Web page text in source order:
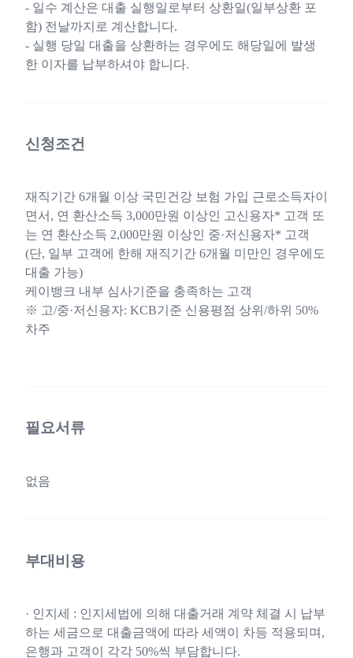
- 일수 계산은 대출 실행일로부터 상환일(일부상환 포
함) 전날까지로 계산합니다.
- 실행 당일 대출을 상환하는 경우에도 해당일에 발생
한 이자를 납부하셔야 합니다.
신청조건
재직기간 6개월 이상 국민건강 보험 가입 근로소득자이
면서, 연 환산소득 3,000만원 이상인 고신용자* 고객 또
는 연 환산소득 2,000만원 이상인 중·저신용자* 고객
(단, 일부 고객에 한해 재직기간 6개월 미만인 경우에도
대출 가능)
케이뱅크 내부 심사기준을 충족하는 고객
※ 고/중·저신용자: KCB기준 신용평점 상위/하위 50%
차주
필요서류
없음
부대비용
· 인지세 : 인지세법에 의해 대출거래 계약 체결 시 납부
하는 세금으로 대출금액에 따라 세액이 차등 적용되며,
은행과 고객이 각각 50%씩 부담합니다.